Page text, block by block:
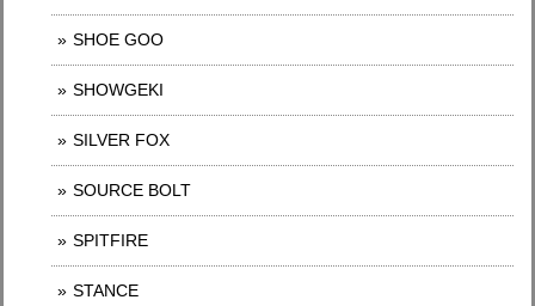
SHOE GOO
SHOWGEKI
SILVER FOX
SOURCE BOLT
SPITFIRE
STANCE